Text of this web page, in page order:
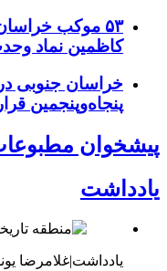
۵۳ موکب
کاظمین نماد
خراسان جنوبی در
پنجاه‌وپنجمین
پیشخوان
یادداشت
یادداشت|غلامرضا